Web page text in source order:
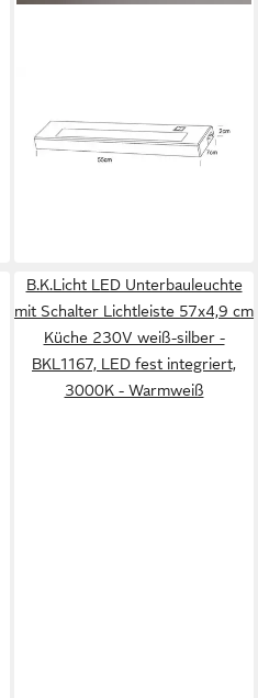
Direktanschluss, LED fest
integriert, Warmweiß, 2er
B.K.Licht LED Unterbauleuchte
mit Schalter Lichtleiste 57x4,9 cm
Küche 230V weiß-silber -
BKL1167, LED fest integriert,
3000K - Warmweiß